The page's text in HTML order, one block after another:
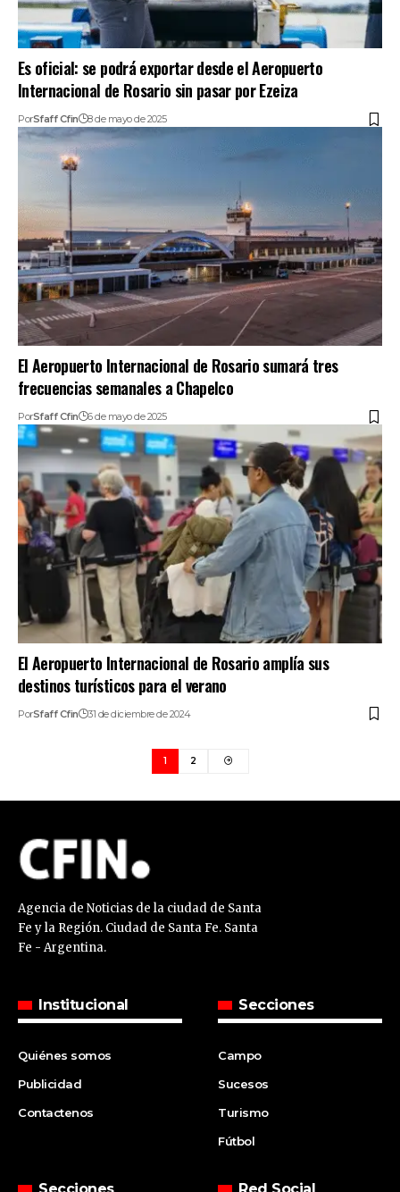
Es oficial: se podrá exportar desde el Aeropuerto
Internacional de Rosario sin pasar por Ezeiza
PorSfaff Cfin 8 de mayo de 2025
El Aeropuerto Internacional de Rosario sumará tres
frecuencias semanales a Chapelco
PorSfaff Cfin 6 de mayo de 2025
El Aeropuerto Internacional de Rosario amplía sus
destinos turísticos para el verano
PorSfaff Cfin 31 de diciembre de 2024
1 2
Agencia de Noticias de la ciudad de Santa
Fe y la Región. Ciudad de Santa Fe. Santa
Fe - Argentina.
Institucional
Quiénes somos
Publicidad
Contactenos
Secciones
Campo
Sucesos
Turismo
Fútbol